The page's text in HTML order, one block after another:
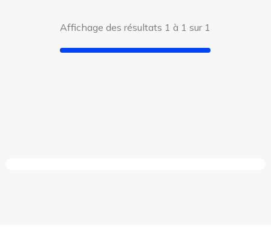
Affichage des résultats 1 à 1 sur 1